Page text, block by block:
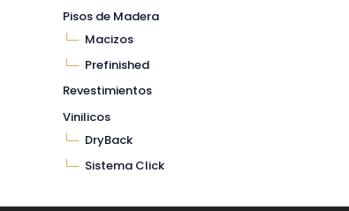
Pisos de Madera
Macizos
Prefinished
Revestimientos
Vinilicos
DryBack
Sistema Click